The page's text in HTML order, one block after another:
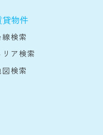
貸物件
検索
リア検索
検索